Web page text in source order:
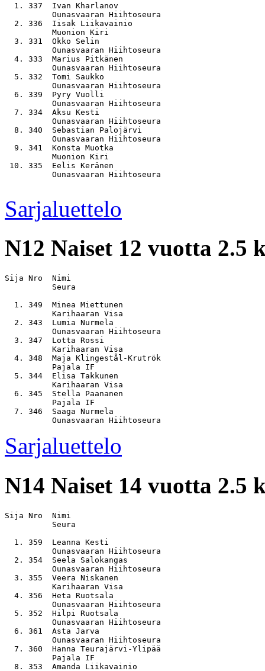
1. 337  Ivan Kharlanov
          Ounasvaaran Hiihtoseura
2. 336  Iisak Liikavainio
          Muonion Kiri
3. 331  Okko Selin
          Ounasvaaran Hiihtoseura
4. 333  Marius Pitkänen
          Ounasvaaran Hiihtoseura
5. 332  Tomi Saukko
          Ounasvaaran Hiihtoseura
6. 339  Pyry Vuolli
          Ounasvaaran Hiihtoseura
7. 334  Aksu Kesti
          Ounasvaaran Hiihtoseura
8. 340  Sebastian Palojärvi
          Ounasvaaran Hiihtoseura
9. 341  Konsta Muotka
          Muonion Kiri
10. 335  Eelis Keränen
          Ounasvaaran Hiihtoseura
Sarjaluettelo
N12 Naiset 12 vuotta 2.5
Sija Nro  Nimi
          Seura
1. 349  Minea Miettunen
          Karihaaran Visa
2. 343  Lumia Nurmela
          Ounasvaaran Hiihtoseura
3. 347  Lotta Rossi
          Karihaaran Visa
4. 348  Maja Klingestål-Krutrök
          Pajala IF
5. 344  Elisa Takkunen
          Karihaaran Visa
6. 345  Stella Paananen
          Pajala IF
7. 346  Saaga Nurmela
Sarjaluettelo
N14 Naiset 14 vuotta 2.5
Sija Nro  Nimi
          Seura
1. 359  Leanna Kesti
          Ounasvaaran Hiihtoseura
2. 354  Seela Salokangas
          Ounasvaaran Hiihtoseura
3. 355  Veera Niskanen
          Karihaaran Visa
4. 356  Heta Ruotsala
          Ounasvaaran Hiihtoseura
5. 352  Hilpi Ruotsala
          Ounasvaaran Hiihtoseura
6. 361  Asta Jarva
          Ounasvaaran Hiihtoseura
7. 360  Hanna Teurajärvi-Ylipää
          Pajala IF
8. 353  Amanda Liikavainio